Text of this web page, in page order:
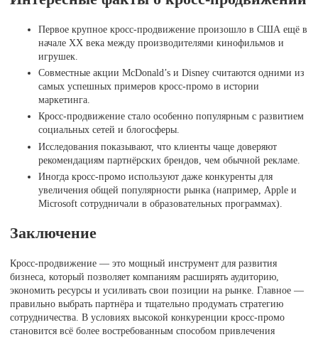
Первое крупное кросс-продвижение произошло в США ещё в
начале XX века между производителями кинофильмов и
игрушек.
Совместные акции McDonald’s и Disney считаются одними из
самых успешных примеров кросс-промо в истории
маркетинга.
Кросс-продвижение стало особенно популярным с развитием
социальных сетей и блогосферы.
Исследования показывают, что клиенты чаще доверяют
рекомендациям партнёрских брендов, чем обычной рекламе.
Иногда кросс-промо используют даже конкуренты для
увеличения общей популярности рынка (например, Apple и
Microsoft сотрудничали в образовательных программах).
Заключение
Кросс-продвижение — это мощный инструмент для развития
бизнеса, который позволяет компаниям расширять аудиторию,
экономить ресурсы и усиливать свои позиции на рынке. Главное —
правильно выбрать партнёра и тщательно продумать стратегию
сотрудничества. В условиях высокой конкуренции кросс-промо
становится всё более востребованным способом привлечения